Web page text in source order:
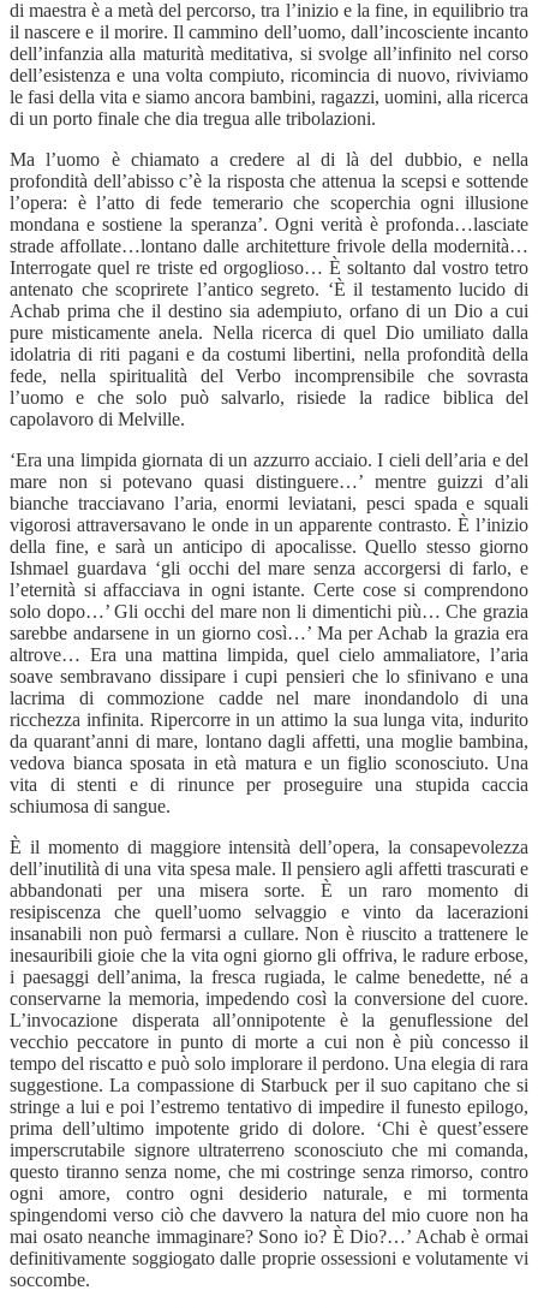
di maestra è a metà del percorso, tra l’inizio e la fine, in equilibrio tra
il nascere e il morire. Il cammino dell’uomo, dall’incosciente incanto
dell’infanzia alla maturità meditativa, si svolge all’infinito nel corso
dell’esistenza e una volta compiuto, ricomincia di nuovo, riviviamo
le fasi della vita e siamo ancora bambini, ragazzi, uomini, alla ricerca
di un porto finale che dia tregua alle tribolazioni.
Ma l’uomo è chiamato a credere al di là del dubbio, e nella
profondità dell’abisso c’è la risposta che attenua la scepsi e sottende
l’opera: è l’atto di fede temerario che scoperchia ogni illusione
mondana e sostiene la speranza’. Ogni verità è profonda…lasciate
strade affollate…lontano dalle architetture frivole della modernità…
Interrogate quel re triste ed orgoglioso… È soltanto dal vostro tetro
antenato che scoprirete l’antico segreto. ‘È il testamento lucido di
Achab prima che il destino sia adempiuto, orfano di un Dio a cui
pure misticamente anela. Nella ricerca di quel Dio umiliato dalla
idolatria di riti pagani e da costumi libertini, nella profondità della
fede, nella spiritualità del Verbo incomprensibile che sovrasta
l’uomo e che solo può salvarlo, risiede la radice biblica del
capolavoro di Melville.
‘Era una limpida giornata di un azzurro acciaio. I cieli dell’aria e del
mare non si potevano quasi distinguere…’ mentre guizzi d’ali
bianche tracciavano l’aria, enormi leviatani, pesci spada e squali
vigorosi attraversavano le onde in un apparente contrasto. È l’inizio
della fine, e sarà un anticipo di apocalisse. Quello stesso giorno
Ishmael guardava ‘gli occhi del mare senza accorgersi di farlo, e
l’eternità si affacciava in ogni istante. Certe cose si comprendono
solo dopo…’ Gli occhi del mare non li dimentichi più… Che grazia
sarebbe andarsene in un giorno così…’ Ma per Achab la grazia era
altrove… Era una mattina limpida, quel cielo ammaliatore, l’aria
soave sembravano dissipare i cupi pensieri che lo sfinivano e una
lacrima di commozione cadde nel mare inondandolo di una
ricchezza infinita. Ripercorre in un attimo la sua lunga vita, indurito
da quarant’anni di mare, lontano dagli affetti, una moglie bambina,
vedova bianca sposata in età matura e un figlio sconosciuto. Una
vita di stenti e di rinunce per proseguire una stupida caccia
schiumosa di sangue.
È il momento di maggiore intensità dell’opera, la consapevolezza
dell’inutilità di una vita spesa male. Il pensiero agli affetti trascurati e
abbandonati per una misera sorte. È un raro momento di
resipiscenza che quell’uomo selvaggio e vinto da lacerazioni
insanabili non può fermarsi a cullare. Non è riuscito a trattenere le
inesauribili gioie che la vita ogni giorno gli offriva, le radure erbose,
i paesaggi dell’anima, la fresca rugiada, le calme benedette, né a
conservarne la memoria, impedendo così la conversione del cuore.
L’invocazione disperata all’onnipotente è la genuflessione del
vecchio peccatore in punto di morte a cui non è più concesso il
tempo del riscatto e può solo implorare il perdono. Una elegia di rara
suggestione. La compassione di Starbuck per il suo capitano che si
stringe a lui e poi l’estremo tentativo di impedire il funesto epilogo,
prima dell’ultimo impotente grido di dolore. ‘Chi è quest’essere
imperscrutabile signore ultraterreno sconosciuto che mi comanda,
questo tiranno senza nome, che mi costringe senza rimorso, contro
ogni amore, contro ogni desiderio naturale, e mi tormenta
spingendomi verso ciò che davvero la natura del mio cuore non ha
mai osato neanche immaginare? Sono io? È Dio?…’ Achab è ormai
definitivamente soggiogato dalle proprie ossessioni e volutamente vi
soccombe.